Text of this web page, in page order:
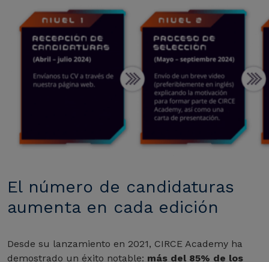
El número de candidaturas
aumenta en cada edición
Desde su lanzamiento en 2021, CIRCE Academy ha
demostrado un éxito notable: más del 85% de los